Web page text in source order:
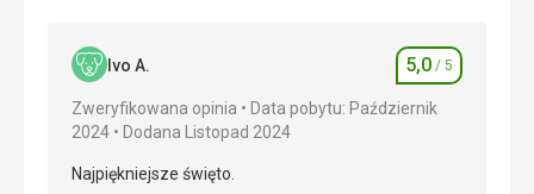
Okolica 5,0/ 5
Usługi
Cena
Ivo A. Ocena
5,0 / 5
Zweryfikowana opinia
Data pobytu: Październik
2024
Dodana Listopad 2024
Najpiękniejsze święto.